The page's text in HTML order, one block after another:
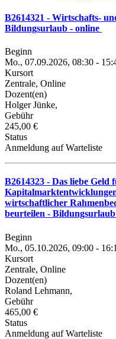
B2614321 - Wirtschafts-
Bildungsurlaub - online
Beginn
Mo., 07.09.2026, 08:30 -
Kursort
Zentrale, Online
Dozent(en)
Holger Jünke,
Gebühr
245,00 €
Status
Anmeldung auf Warteliste
B2614323 - Das liebe Geld
wirtschaftlicher
beurteilen -
Beginn
Mo., 05.10.2026, 09:00 -
Kursort
Zentrale, Online
Dozent(en)
Roland Lehmann,
Gebühr
465,00 €
Status
Anmeldung auf Warteliste